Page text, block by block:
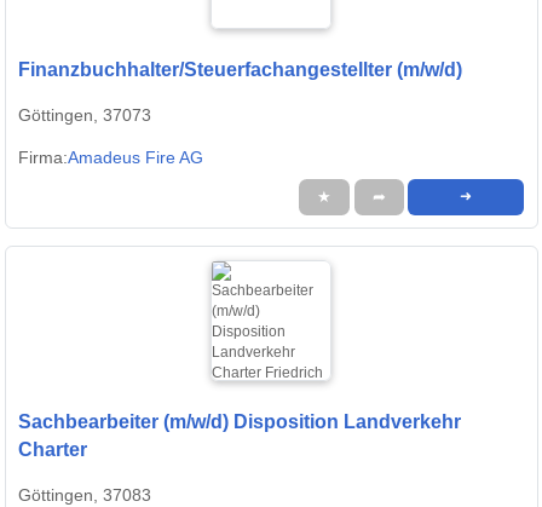
Finanzbuchhalter/Steuerfachangestellter (m/w/d)
Göttingen, 37073
Firma:Amadeus Fire AG
★ ➦ ➜
Sachbearbeiter (m/w/d) Disposition Landverkehr
Charter
Göttingen, 37083